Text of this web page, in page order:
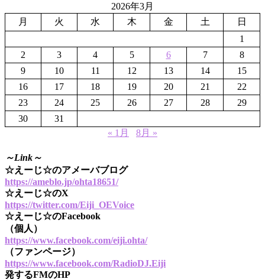
2026年3月
月
火 水 木 金 土
日
1
2
3 4 5 6 7
8
9
10 11 12 13 14
15
16
17 18 19 20 21
22
23
24 25 26 27 28
29
30
31
« 1月
8月 »
～Link～
☆えーじ☆のアメーバブログ
https://ameblo.jp/ohta18651/
☆えーじ☆のX
https://twitter.com/Eiji_OEVoice
☆えーじ☆のFacebook
（個人）
https://www.facebook.com/eiji.ohta/
（ファンページ）
https://www.facebook.com/RadioDJ.Eiji
発するFMのHP